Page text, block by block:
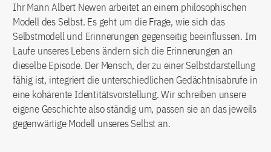
Ihr Mann Albert Newen arbeitet an einem philosophischen
Modell des Selbst. Es geht um die Frage, wie sich das
Selbstmodell und Erinnerungen gegenseitig beeinflussen. Im
Laufe unseres Lebens ändern sich die Erinnerungen an
dieselbe Episode. Der Mensch, der zu einer Selbstdarstellung
fähig ist, integriert die unterschiedlichen Gedächtnisabrufe in
eine kohärente Identitätsvorstellung. Wir schreiben unsere
eigene Geschichte also ständig um, passen sie an das jeweils
gegenwärtige Modell unseres Selbst an.